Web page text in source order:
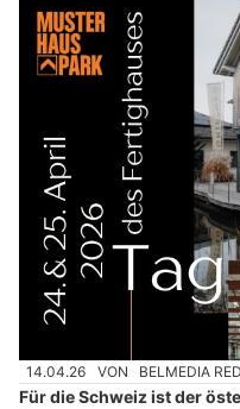
14.04.26 VON BELMEDIA
Für die Schweiz ist der